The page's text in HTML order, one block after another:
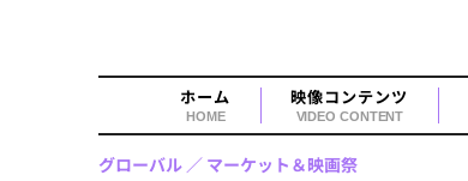
ホーム
HOME
映像コンテンツ
VIDEO CONTENT
グローバル マーケット＆映画祭